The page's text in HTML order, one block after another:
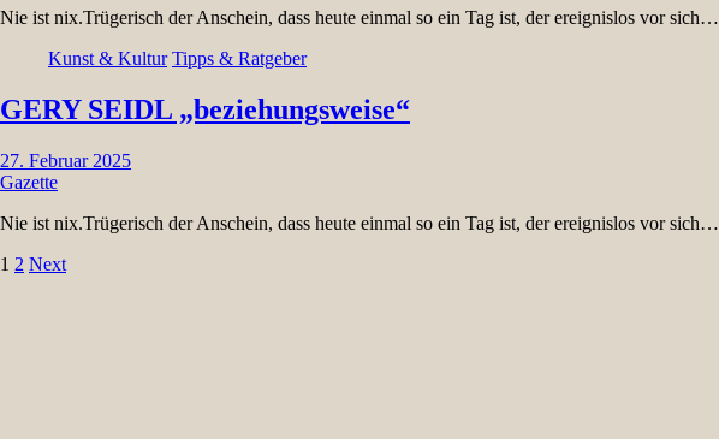
Nie ist nix.Trügerisch der Anschein, dass heute einmal so ein Tag ist, der ereignislos vor sich…
Kunst & Kultur Tipps & Ratgeber
GERY SEIDL „beziehungsweise“
27. Februar 2025
Gazette
Nie ist nix.Trügerisch der Anschein, dass heute einmal so ein Tag ist, der ereignislos vor sich…
Seitennummerierung
1 2 Next